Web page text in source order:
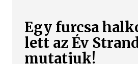
Egy furcsa
lett az Év
mutatjuk!